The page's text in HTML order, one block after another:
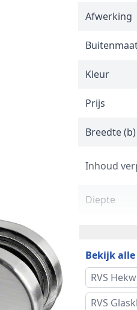
Afwerking
Kleur
Prijs
Breedte (b)
Inhoud
Diepte
Diameter
Vorm
Bekijk alle
RVS
RVS